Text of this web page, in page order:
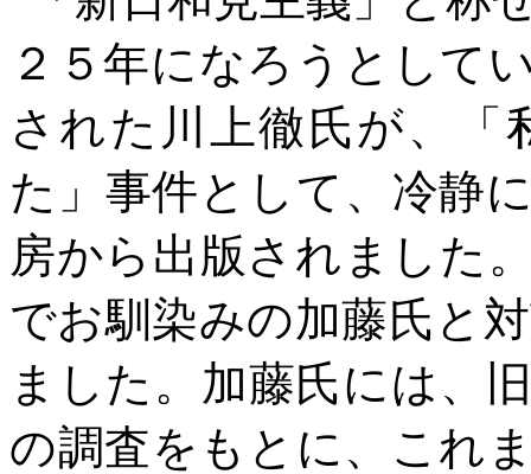
２５年になろうとして
された川上徹氏が、「
た」事件として、冷静
房から出版されました
でお馴染みの加藤氏と
ました。加藤氏には、
の調査をもとに、これ